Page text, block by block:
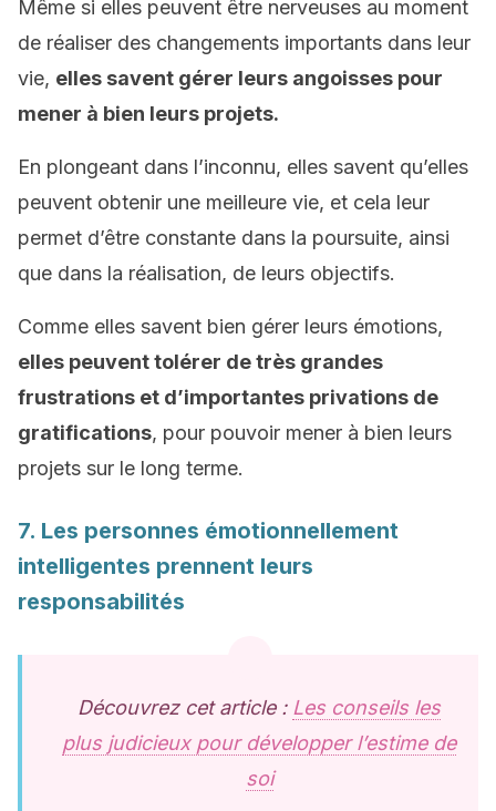
Même si elles peuvent être nerveuses au moment
de réaliser des changements importants dans leur
vie, elles savent gérer leurs angoisses pour
mener à bien leurs projets.
En plongeant dans l’inconnu, elles savent qu’elles
peuvent obtenir une meilleure vie, et cela leur
permet d’être constante dans la poursuite, ainsi
que dans la réalisation, de leurs objectifs.
Comme elles savent bien gérer leurs émotions,
elles peuvent tolérer de très grandes
frustrations et d’importantes privations de
gratifications, pour pouvoir mener à bien leurs
projets sur le long terme.
7. Les personnes émotionnellement
intelligentes prennent leurs
responsabilités
Découvrez cet article : Les conseils les
plus judicieux pour développer l’estime de
soi